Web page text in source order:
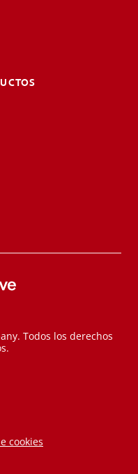
Todos los derechos
cookies